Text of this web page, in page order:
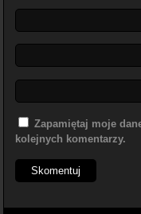
Zapamiętaj moje
kolejnych komentarzy.